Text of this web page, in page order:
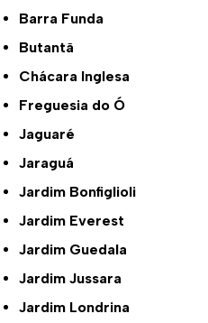
Barra Funda
Butantã
Chácara Inglesa
Freguesia do Ó
Jaguaré
Jaraguá
Jardim Bonfiglioli
Jardim Everest
Jardim Guedala
Jardim Jussara
Jardim Londrina